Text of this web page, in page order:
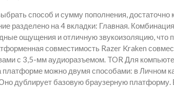
способ и сумму пополнения,
разделено на 4 вкладки: Главная.
ощущения и отличную звукоизоляцию, что
совместимость Razer Kraken
с 3,5-мм аудиоразъемом. TOR Для
платформе можно двумя способами: в Личном
дублирует базовую браузерную